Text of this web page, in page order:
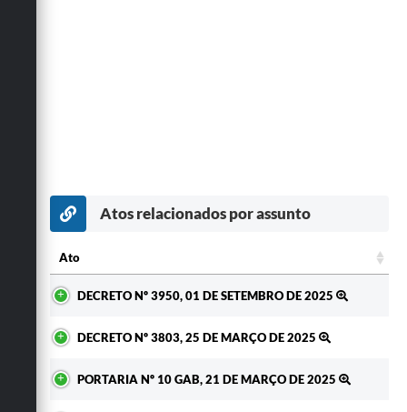
Atos relacionados por assunto
Ato
DECRETO Nº 3950, 01 DE SETEMBRO DE 2025
DECRETO Nº 3803, 25 DE MARÇO DE 2025
PORTARIA Nº 10 GAB, 21 DE MARÇO DE 2025